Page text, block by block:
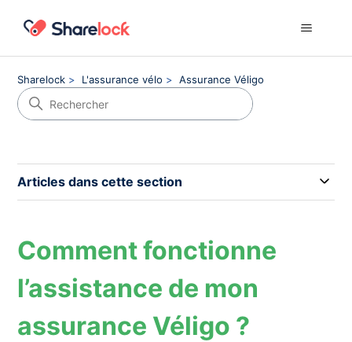
Sharelock L'assurance vélo Assurance Véligo
Articles dans cette section
Comment fonctionne
l’assistance de mon
assurance Véligo ?